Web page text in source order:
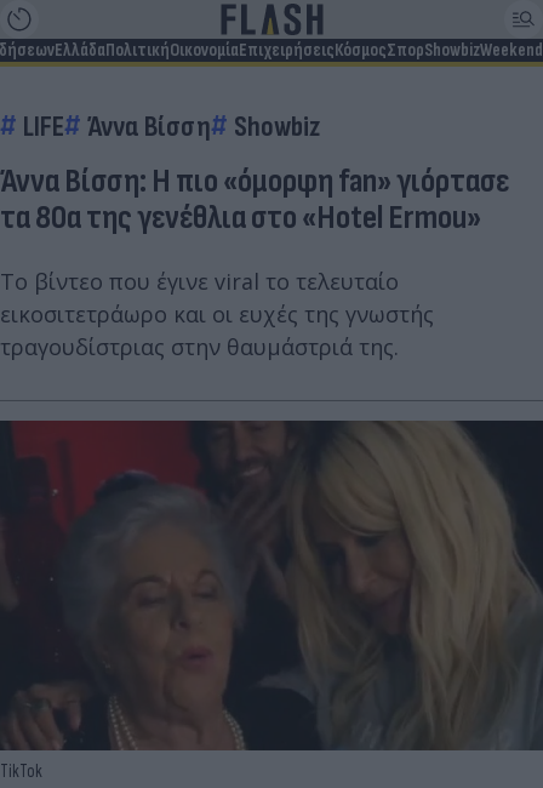
ΕλλάδαΠολιτικήΟικονομίαΕπιχειρήσειςΚόσμοςΣπορShowbizWeekend
LIFE Άννα Βίσση Showbiz
Άννα Βίσση: Η πιο «όμορφη fan» γιόρτασε
τα 80α της γενέθλια στο «Hotel Ermou»
Το βίντεο που έγινε viral το τελευταίο
εικοσιτετράωρο και οι ευχές της γνωστής
τραγουδίστριας στην θαυμάστριά της.
TikTok